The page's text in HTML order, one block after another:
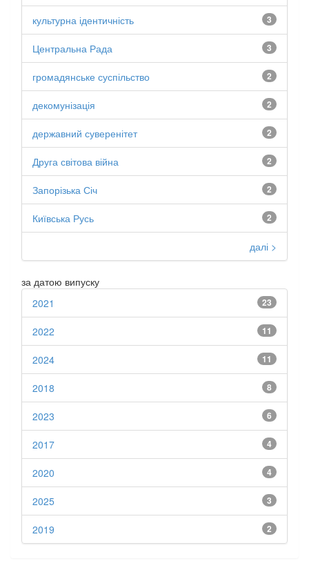
3
культурна ідентичність
3
Центральна Рада
2
громадянське суспільство
2
декомунізація
2
державний суверенітет
2
Друга світова війна
2
Запорізька Січ
2
Київська Русь
далі >
за датою випуску
23
2021
11
2022
11
2024
8
2018
6
2023
4
2017
4
2020
3
2025
2
2019